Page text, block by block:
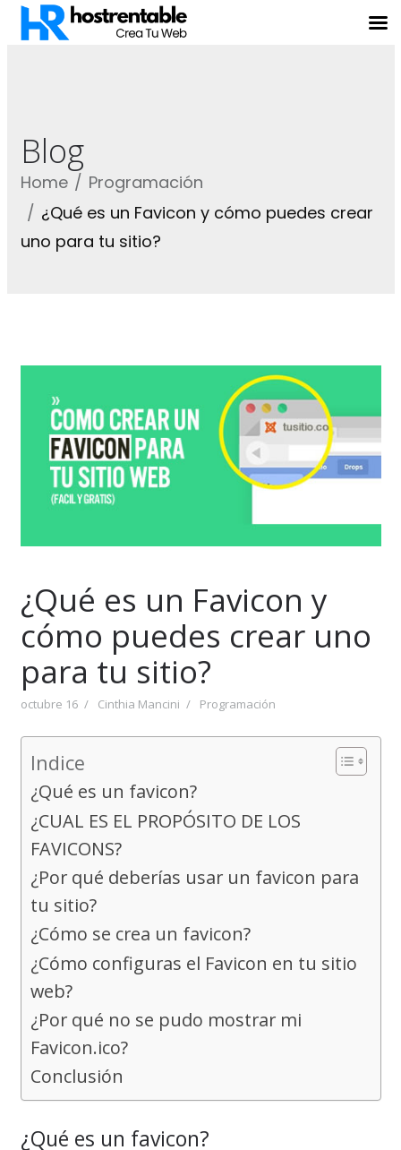
Blog
Home
Programación
¿Qué es un Favicon y cómo puedes crear
uno para tu sitio?
¿Qué es un Favicon y
cómo puedes crear uno
para tu sitio?
octubre 16 Cinthia Mancini Programación
Indice
¿Qué es un favicon?
¿CUAL ES EL PROPÓSITO DE LOS
FAVICONS?
¿Por qué deberías usar un favicon para
tu sitio?
¿Cómo se crea un favicon?
¿Cómo configuras el Favicon en tu sitio
web?
¿Por qué no se pudo mostrar mi
Favicon.ico?
Conclusión
¿Qué es un favicon?